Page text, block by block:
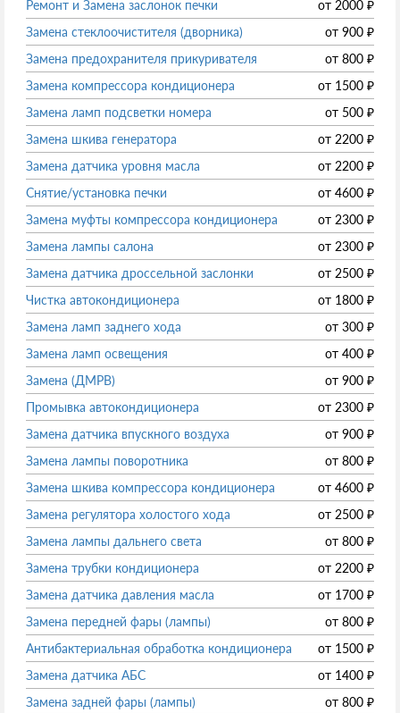
Ремонт и Замена заслонок печки от 2000 ₽
Замена стеклоочистителя (дворника)
от 900 ₽
Замена предохранителя прикуривателя
от 800 ₽
Замена компрессора кондиционера
от 1500 ₽
Замена ламп подсветки номера
от 500 ₽
Замена шкива генератора
от 2200 ₽
Замена датчика уровня масла
от 2200 ₽
Снятие/установка печки
от 4600 ₽
Замена муфты компрессора кондиционера
от 2300 ₽
Замена лампы салона
от 2300 ₽
Замена датчика дроссельной заслонки
от 2500 ₽
Чистка автокондиционера
от 1800 ₽
Замена ламп заднего хода
от 300 ₽
Замена ламп освещения
от 400 ₽
Замена (ДМРВ)
от 900 ₽
Промывка автокондиционера
от 2300 ₽
Замена датчика впускного воздуха
от 900 ₽
Замена лампы поворотника
от 800 ₽
Замена шкива компрессора кондиционера
от 4600 ₽
Замена регулятора холостого хода
от 2500 ₽
Замена лампы дальнего света
от 800 ₽
Замена трубки кондиционера
от 2200 ₽
Замена датчика давления масла
от 1700 ₽
Замена передней фары (лампы)
от 800 ₽
Антибактериальная обработка кондиционера
от 1500 ₽
Замена датчика АБС
от 1400 ₽
Замена задней фары (лампы)
от 800 ₽